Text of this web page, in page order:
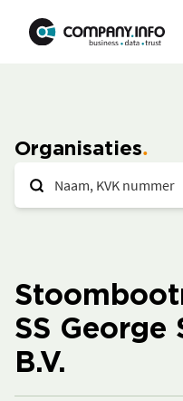
Organisaties
SS George
B.V.